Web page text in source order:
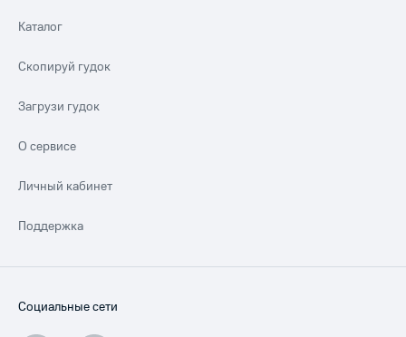
Каталог
Скопируй гудок
Загрузи гудок
О сервисе
Личный кабинет
Поддержка
Социальные сети